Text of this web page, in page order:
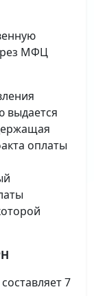
МФЦ
выдается
оплаты
7